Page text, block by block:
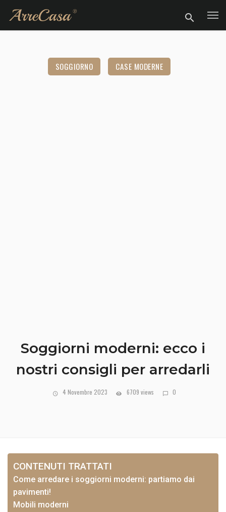
SOGGIORNO CASE MODERNE
Soggiorni moderni: ecco i
nostri consigli per arredarli
4 Novembre 2023 6709 views 0
CONTENUTI TRATTATI
Come arredare i soggiorni moderni: partiamo dai
pavimenti!
Mobili moderni